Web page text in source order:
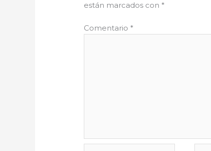
están marcados con *
Comentario *